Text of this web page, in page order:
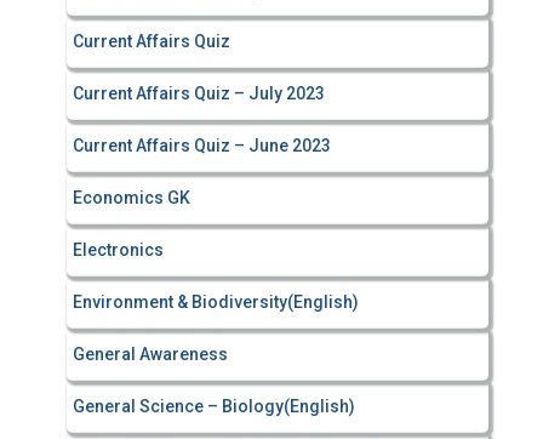
Current Affairs Quiz
Current Affairs Quiz – July 2023
Current Affairs Quiz – June 2023
Economics GK
Electronics
Environment & Biodiversity(English)
General Awareness
General Science – Biology(English)